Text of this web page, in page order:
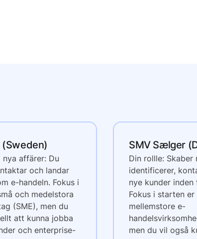
(Sweden)
nya affärer: Du
och landar
e-handeln. Fokus i
och medelstora
(SME), men du
att kunna jobba
och enterprise-
SMV Sælger
Din rollle: Skaber
identificerer,
nye kunder inden
Fokus i starten
mellemstore e-
men du vil også